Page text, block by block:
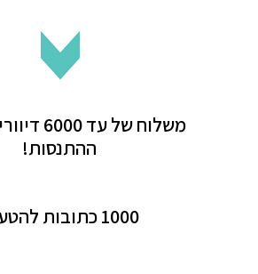
1000 כתובות להטענה
משלוח של
ההתנסות!